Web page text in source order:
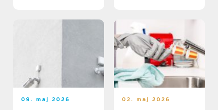
09. maj 2026 02. maj 2026